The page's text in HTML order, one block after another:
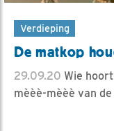
Verdieping
De matkop
29.09.20 Wie
mèèè-mèèè van de